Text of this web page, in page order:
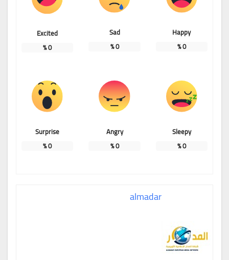
Happy
0
%
Sad
0
%
Excited
0
%
Sleepy
0
%
Angry
0
%
Surprise
0
%
almadar